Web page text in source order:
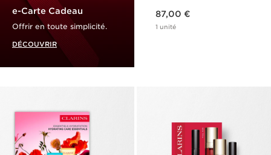
e-Carte Cadeau
Offrir en toute simplicité.
DÉCOUVRIR
87,00 €
1 unité